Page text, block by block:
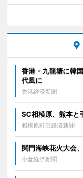
香港・九龍塘に韓
代風に
香港経済新聞
SC相模原、熊本
相模原町田経済新聞
関門海峡花火大会
小倉経済新聞